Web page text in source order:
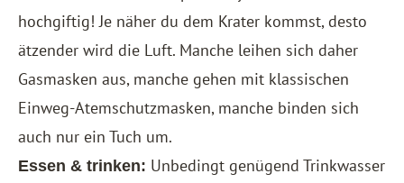
hochgiftig! Je näher du dem Krater kommst, desto
ätzender wird die Luft. Manche leihen sich daher
Gasmasken aus, manche gehen mit klassischen
Einweg-Atemschutzmasken, manche binden sich
auch nur ein Tuch um.
Essen & trinken: Unbedingt genügend Trinkwasser